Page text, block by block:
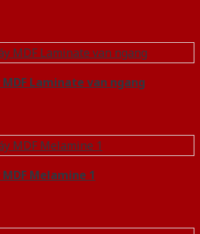
MDF Laminate van ngang
Melamine 1